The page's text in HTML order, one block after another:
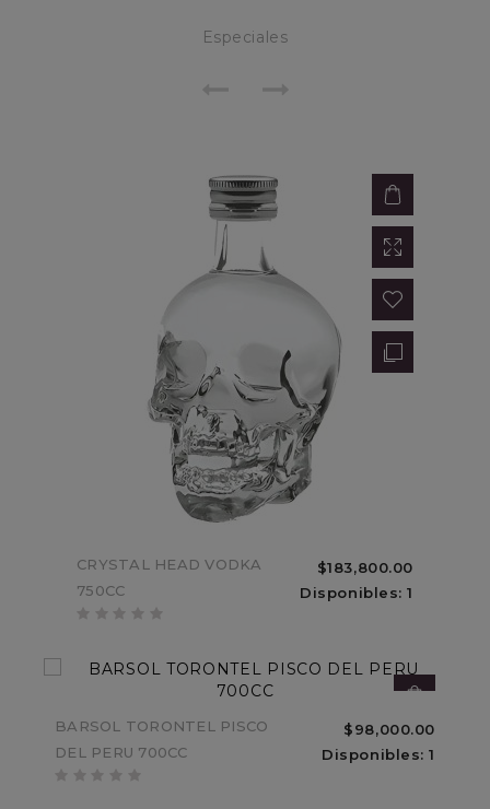
Especiales
ESTUCHE CARTON ACHAVAL
FERRER MENDOZA MALBEC
$33,000.00
Sin Stock
CRYSTAL HEAD VODKA
750CC
$183,800.00
Disponibles: 1
BARSOL TORONTEL PISCO
DEL PERU 700CC
$98,000.00
Disponibles: 1